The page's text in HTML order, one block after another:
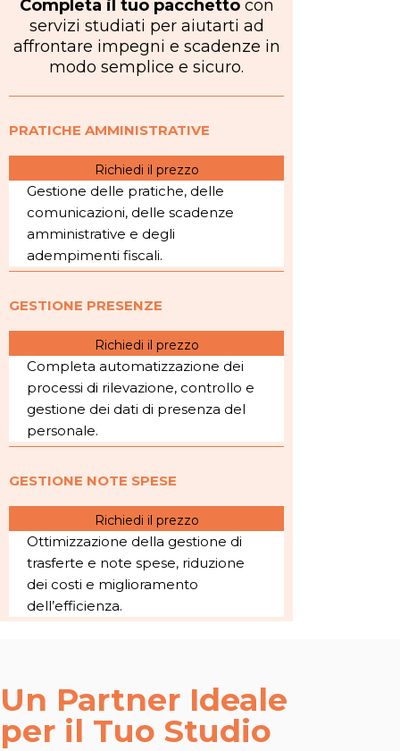
Completa il tuo pacchettocon
servizi studiati per aiutarti ad
affrontare impegni e scadenze in
modo semplice e sicuro.
PRATICHE AMMINISTRATIVE
Richiedi il prezzo
Gestione delle pratiche, delle
comunicazioni, delle scadenze
amministrative e degli
adempimenti fiscali.
GESTIONE PRESENZE
Richiedi il prezzo
Completa automatizzazione dei
processi di rilevazione, controllo e
gestione dei dati di presenza del
personale.
GESTIONE NOTE SPESE
Richiedi il prezzo
Ottimizzazione della gestione di
trasferte e note spese, riduzione
dei costi e miglioramento
dell’efficienza.
Un Partner Ideale
per il Tuo Studio